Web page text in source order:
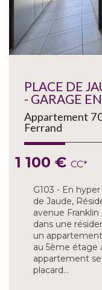
PLACE DE
- GARAGE
Appartement
Ferrand
1 100 € CC*
G103 - En
de Jaude,
avenue
dans une
un
au 5ème étage
appartement
placard...